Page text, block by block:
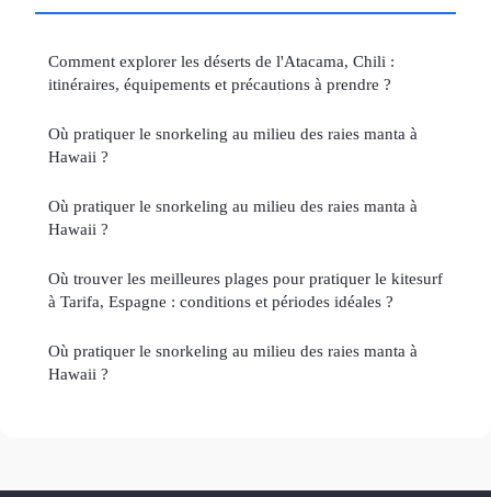
Comment explorer les déserts de l'Atacama, Chili :
itinéraires, équipements et précautions à prendre ?
Où pratiquer le snorkeling au milieu des raies manta à
Hawaii ?
Où pratiquer le snorkeling au milieu des raies manta à
Hawaii ?
Où trouver les meilleures plages pour pratiquer le kitesurf
à Tarifa, Espagne : conditions et périodes idéales ?
Où pratiquer le snorkeling au milieu des raies manta à
Hawaii ?